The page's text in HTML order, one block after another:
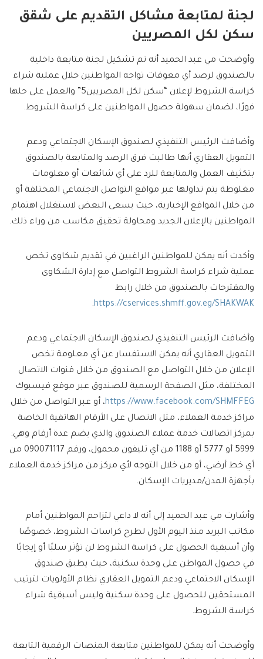
لجنة لمتابعة مشاكل التقديم على شقق
سكن لكل المصريين
وأوضحت مي عبد الحميد أنه تم تشكيل لجنة متابعة داخلية
بالصندوق لرصد أي معوقات تواجه المواطنين خلال عملية شراء
كراسة الشروط لإعلان “سكن لكل المصريين5” والعمل على حلها
فورًا، لضمان سهولة حصول المواطنين على كراسة الشروط.
وأضافت الرئيس التنفيذي لصندوق الإسكان الاجتماعي ودعم
التمويل العقاري أنها طالبت فرق الرصد والمتابعة بالصندوق
بتكثيف العمل والمتابعة للرد على أي شائعات أو معلومات
مغلوطة يتم تداولها عبر مواقع التواصل الاجتماعي المختلفة أو
من خلال المواقع الإخبارية، حيث يسعى البعض لاستغلال اهتمام
المواطنين بالإعلان الجديد ومحاولة تحقيق مكاسب من وراء ذلك.
وأكدت أنه يمكن للمواطنين الراغبين في تقديم شكاوى تخص
عملية شراء كراسة الشروط التواصل مع إدارة الشكاوى
والمقترحات بالصندوق من خلال رابط
https://cservices.shmff.gov.eg/SHAKWAK
.
وأضافت الرئيس التنفيذي لصندوق الإسكان الاجتماعي ودعم
التمويل العقاري أنه يمكن الاستفسار عن أي معلومة تخص
الإعلان من خلال التواصل مع الصندوق من خلال قنوات الاتصال
المختلفة، مثل الصفحة الرسمية للصندوق عبر موقع فيسبوك
https://www.facebook.com/SHMFFEG، أو عبر التواصل من خلال
مراكز خدمة العملاء، مثل الاتصال على الأرقام الهاتفية الخاصة
بمركز اتصالات خدمة عملاء الصندوق والذي يضم عدة أرقام وهي:
5999 أو 5777 أو 1188 من أي تليفون محمول، ورقم 090071117 من
أي خط أرضي، أو من خلال التوجه لأي مركز من مراكز خدمة العملاء
بأجهزة المدن/مديريات الإسكان.
وأشارت مي عبد الحميد إلى أنه لا داعي لتزاحم المواطنين أمام
مكاتب البريد منذ اليوم الأول لطرح كراسات الشروط، خصوصًا
وأن أسبقية الحصول على كراسة الشروط لن تؤثر سلبًا أو إيجابًا
في حصول المواطن على وحدة سكنية، حيث يطبق صندوق
الإسكان الاجتماعي ودعم التمويل العقاري نظام الأولويات لترتيب
المستحقين للحصول على وحدة سكنية وليس أسبقية شراء
كراسة الشروط.
وأوضحت أنه يمكن للمواطنين متابعة المنصات الرقمية التابعة